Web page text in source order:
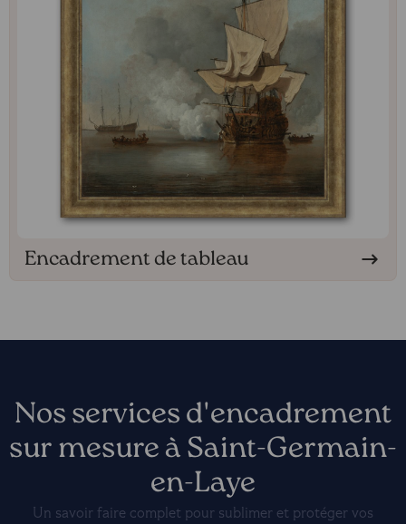
Encadrement de tableau
Nos services d'encadrement
sur mesure à Saint-Germain-
en-Laye
Un savoir faire complet pour sublimer et protéger vos